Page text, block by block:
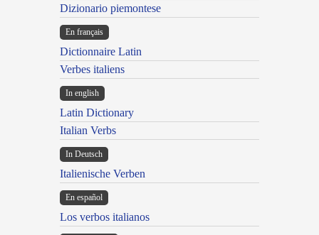
Dizionario piemontese
En français
Dictionnaire Latin
Verbes italiens
In english
Latin Dictionary
Italian Verbs
In Deutsch
Italienische Verben
En español
Los verbos italianos